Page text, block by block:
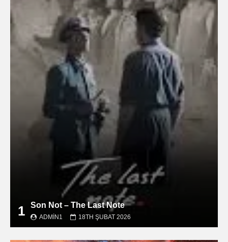
1 Son Not – The Last Note
ADMIN1 18TH ŞUBAT 2026